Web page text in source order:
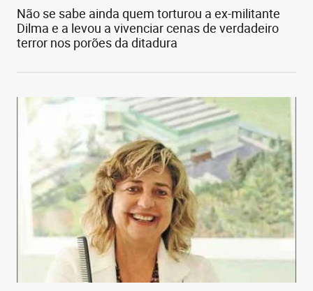
Não se sabe ainda quem torturou a ex-militante
Dilma e a levou a vivenciar cenas de verdadeiro
terror nos porões da ditadura